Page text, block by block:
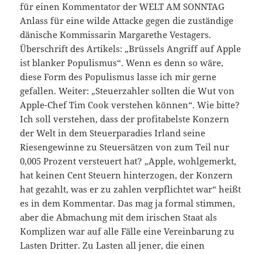
für einen Kommentator der WELT AM SONNTAG
Anlass für eine wilde Attacke gegen die zuständige
dänische Kommissarin Margarethe Vestagers.
Überschrift des Artikels: „Brüssels Angriff auf Apple
ist blanker Populismus“. Wenn es denn so wäre,
diese Form des Populismus lasse ich mir gerne
gefallen. Weiter: „Steuerzahler sollten die Wut von
Apple-Chef Tim Cook verstehen können“. Wie bitte?
Ich soll verstehen, dass der profitabelste Konzern
der Welt in dem Steuerparadies Irland seine
Riesengewinne zu Steuersätzen von zum Teil nur
0,005 Prozent versteuert hat? „Apple, wohlgemerkt,
hat keinen Cent Steuern hinterzogen, der Konzern
hat gezahlt, was er zu zahlen verpflichtet war“ heißt
es in dem Kommentar. Das mag ja formal stimmen,
aber die Abmachung mit dem irischen Staat als
Komplizen war auf alle Fälle eine Vereinbarung zu
Lasten Dritter. Zu Lasten all jener, die einen